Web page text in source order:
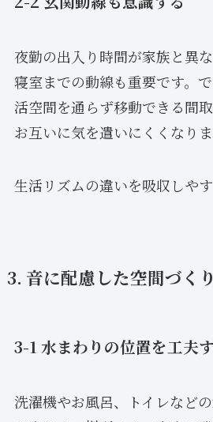
夜勤の出入り時間が家族と異
寝室までの動線も重要です。
活空間を通らず移動できる間取
お互いに気を遣いにくくなりま
生活リズムの違いを吸収しやす
3. 音に配慮した空間づくり
3-1 水まわりの位置を工夫
洗濯機やお風呂、トイレなど